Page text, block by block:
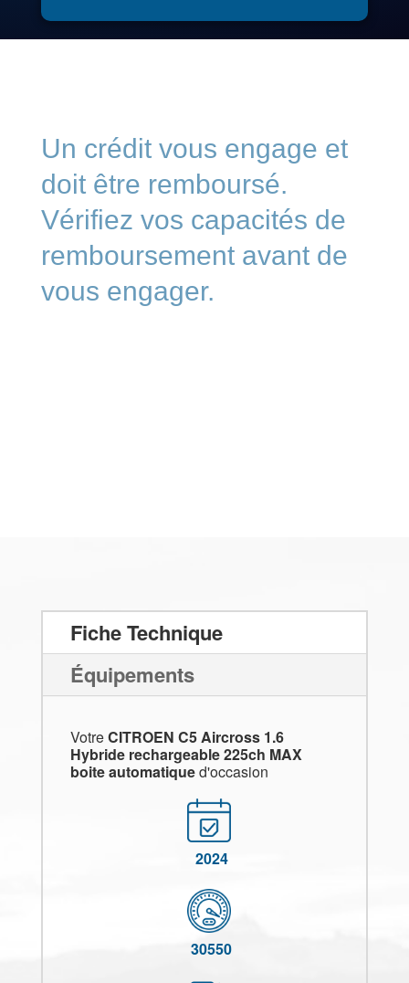
Un crédit vous engage et
doit être remboursé.
Vérifiez vos capacités de
remboursement avant de
vous engager.
Fiche Technique
Équipements
VotreCITROEN C5 Aircross 1.6
Hybride rechargeable 225ch MAX
boite automatiqued'occasion
2024
30550